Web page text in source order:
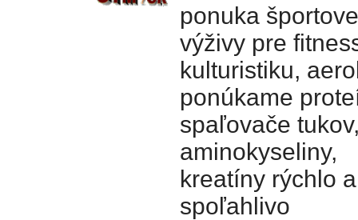
ponuka
výživy pre
kulturistiku,
ponúkame
spaľovače
aminokyseliny,
kreatíny rýchlo a
spoľahlivo